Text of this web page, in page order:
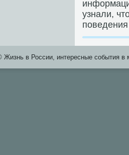
узнали,
Жизнь в России, интересные события в